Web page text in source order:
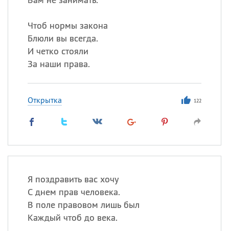
Чтоб нормы закона
Блюли вы всегда.
И четко стояли
За наши права.
Открытка 122
Я поздравить вас хочу
С днем прав человека.
В поле правовом лишь был
Каждый чтоб до века.